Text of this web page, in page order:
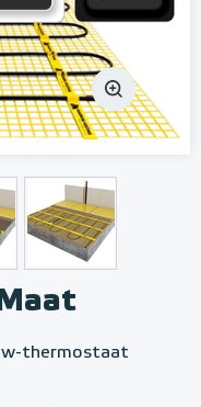
thermostaat